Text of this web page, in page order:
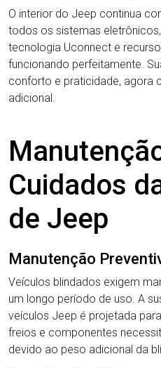
O interior do Jeep continua
todos os sistemas
tecnologia Uconnect e
funcionando perfeitamente.
conforto e praticidade, agora
adicional.
Cuidados
de Jeep
Manutenção
Veículos blindados exigem
um longo período de uso. A
veículos Jeep é projetada
freios e componentes
devido ao peso adicional da